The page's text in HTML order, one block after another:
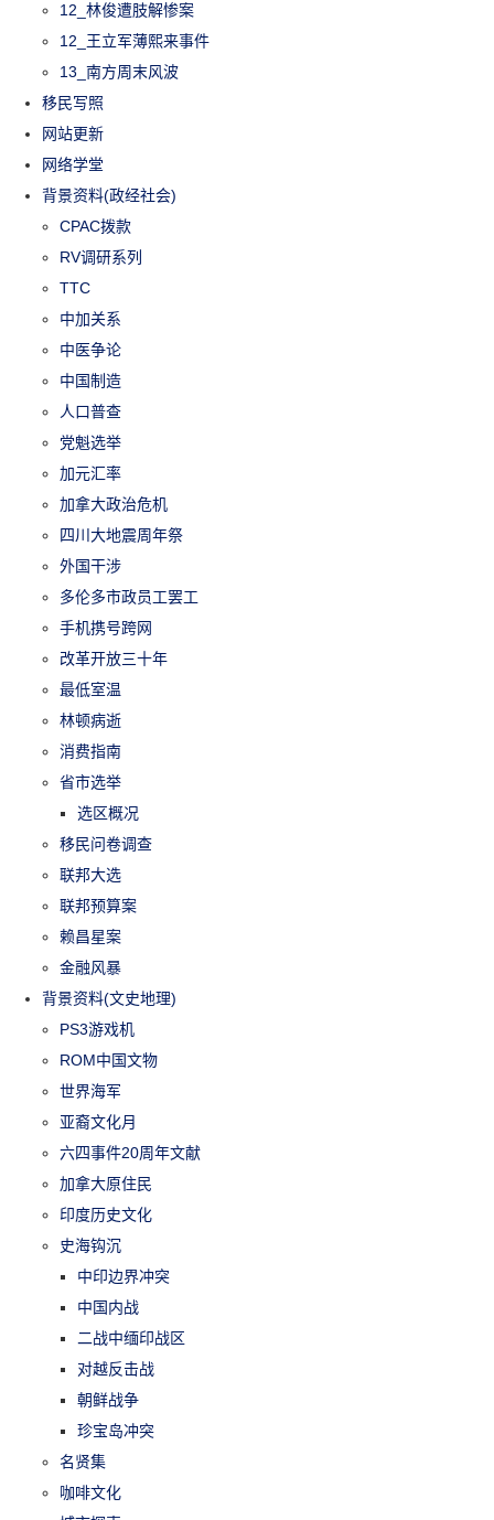
12_林俊遭肢解惨案
12_王立军薄熙来事件
13_南方周末风波
移民写照
网站更新
网络学堂
背景资料(政经社会)
CPAC拨款
RV调研系列
TTC
中加关系
中医争论
中国制造
人口普查
党魁选举
加元汇率
加拿大政治危机
四川大地震周年祭
外国干涉
多伦多市政员工罢工
手机携号跨网
改革开放三十年
最低室温
林顿病逝
消费指南
省市选举
选区概况
移民问卷调查
联邦大选
联邦预算案
赖昌星案
金融风暴
背景资料(文史地理)
PS3游戏机
ROM中国文物
世界海军
亚裔文化月
六四事件20周年文献
加拿大原住民
印度历史文化
史海钩沉
中印边界冲突
中国内战
二战中缅印战区
对越反击战
朝鲜战争
珍宝岛冲突
名贤集
咖啡文化